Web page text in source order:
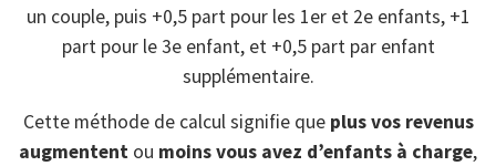
un couple, puis +0,5 part pour les 1er et 2e enfants, +1
part pour le 3e enfant, et +0,5 part par enfant
supplémentaire.
Cette méthode de calcul signifie que plus vos revenus
augmentent ou moins vous avez d’enfants à charge,